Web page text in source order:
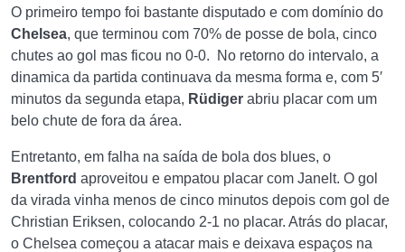
O primeiro tempo foi bastante disputado e com domínio do
Chelsea, que terminou com 70% de posse de bola, cinco
chutes ao gol mas ficou no 0-0. No retorno do intervalo, a
dinamica da partida continuava da mesma forma e, com 5′
minutos da segunda etapa, Rüdiger abriu placar com um
belo chute de fora da área.
Entretanto, em falha na saída de bola dos blues, o
Brentford aproveitou e empatou placar com Janelt. O gol
da virada vinha menos de cinco minutos depois com gol de
Christian Eriksen, colocando 2-1 no placar. Atrás do placar,
o Chelsea começou a atacar mais e deixava espaços na